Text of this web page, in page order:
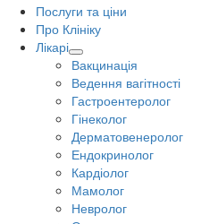
Послуги та ціни
Про Клініку
Лікарі
Вакцинація
Ведення вагітності
Гастроентеролог
Гінеколог
Дерматовенеролог
Ендокринолог
Кардіолог
Мамолог
Невролог